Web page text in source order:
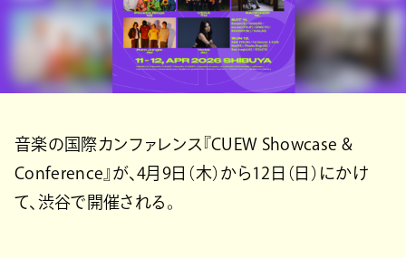
音楽の国際カンファレンス『CUEW Showcase &
Conference』が、4月9日（木）から12日（日）にかけ
て、渋谷で開催される。